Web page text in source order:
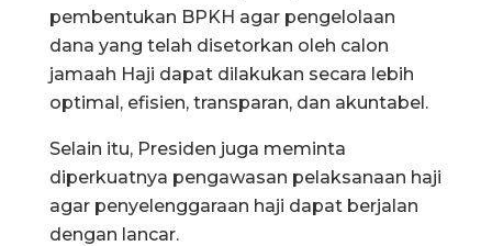
pembentukan BPKH agar pengelolaan
dana yang telah disetorkan oleh calon
jamaah Haji dapat dilakukan secara lebih
optimal, efisien, transparan, dan akuntabel.
Selain itu, Presiden juga meminta
diperkuatnya pengawasan pelaksanaan haji
agar penyelenggaraan haji dapat berjalan
dengan lancar.